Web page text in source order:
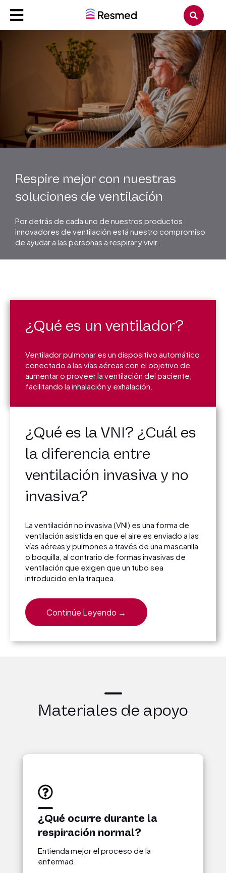
Respire mejor con nuestras
soluciones de ventilación
Por detrás de cada uno de nuestros productos
innovadores de ventilación está nuestro compromiso
de ayudar a las personas a respirar y vivir.
¿Qué es un ventilador?
Ventilador pulmonar es un dispositivo automático
conectado a las vías aéreas con el objetivo de
aumentar o proveer la ventilación del paciente,
facilitando la inhalación y exhalación.
¿Qué es la VNI? ¿Cuál es
la diferencia entre
ventilación invasiva y no
invasiva?
La ventilación no invasiva (VNI) es una forma de
ventilación asistida en que el aire es enviado a las
vías aéreas y pulmones a través de una mascarilla
o boquilla, al contrario de formas invasivas de
ventilación que exigen que un tubo sea
introducido en la traquea.
Continúe Leyendo →
Materiales de apoyo
¿Qué ocurre durante la
respiración normal?
Entienda mejor el proceso de la
enfermad.